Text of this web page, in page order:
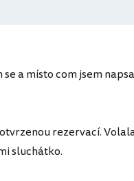
se a místo com jsem
rezervací.
sluchátko.